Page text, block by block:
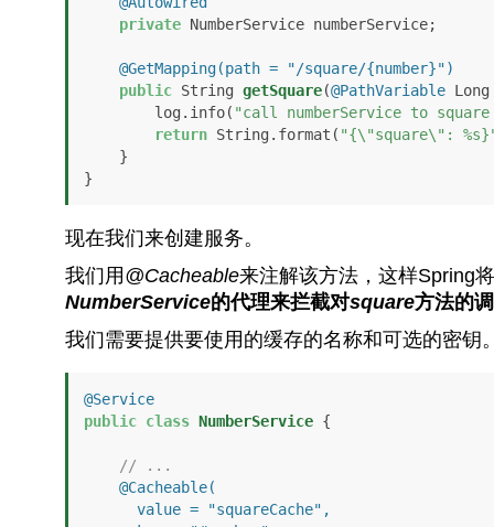
private NumberService numberService;
@GetMapping(path = "/square/{number}")
public String getSquare(@PathVariable Long
        log.info(
"call numberService to
return String.format( "{\"square\":
}
现在我们来创建服务。
我们用 @Cacheable来注解该方法，这样Spring
NumberService的代理来拦截对square方法的
我们需要提供要使用的缓存的名称和可选的密
@Service
public class NumberService {
// ...
@Cacheable(